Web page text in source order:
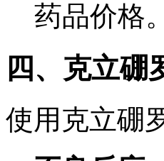
药品价格。
四、克立硼
使用克立硼